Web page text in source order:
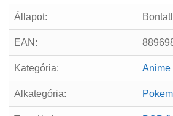
Állapot:
EAN:
Kategória: Anime
Alkategória: